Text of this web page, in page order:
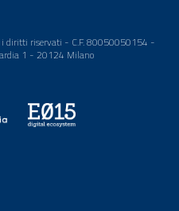
diritti riservati - C.F. 80050050154 -
1 - 20124 Milano